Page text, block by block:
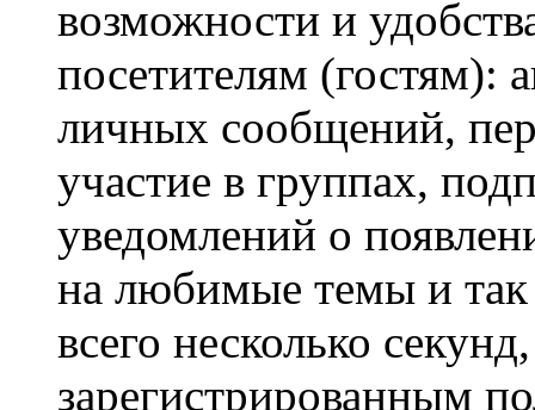
возможности и
посетителям (гостям):
личных сообщений,
участие в группах,
уведомлений о
на любимые темы и так
всего несколько
зарегистрированным